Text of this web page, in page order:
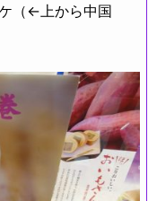
（←上から中国